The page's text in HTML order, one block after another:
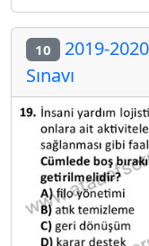
10 2019-
Sınavı